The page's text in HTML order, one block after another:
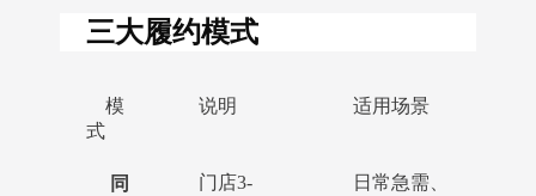
三大履约模式
模
式
说明 适用场景
同
门店3-
日常急需、